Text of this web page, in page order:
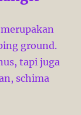
ground.
tapi juga
schima